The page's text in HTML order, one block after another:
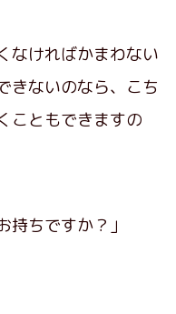
なければかまわない
きないのなら、こち
こともできますの
持ちですか？」